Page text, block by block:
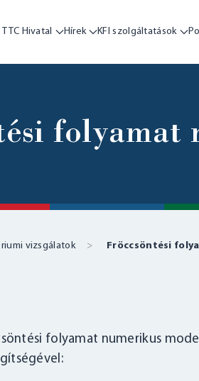
TTC Hivatal Hírek KFI szolgáltatások
folyamat
vizsgálatok Fröccsöntési
folyamat numerikus